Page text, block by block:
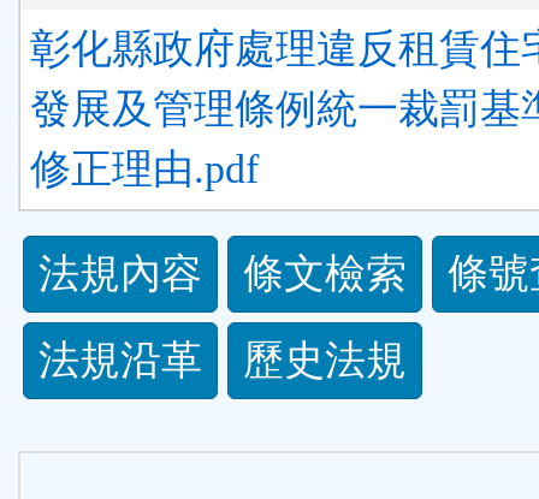
彰化縣政府處理違反租賃住
發展及管理條例統一裁罰基
修正理由.pdf
法
規
功
能
法規內容 條文檢索
條
法規沿革
歷史法規